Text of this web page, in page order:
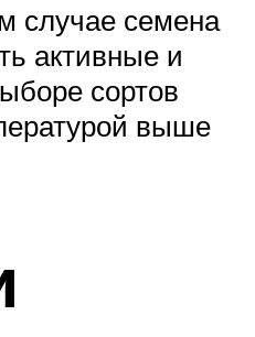
случае семена
активные и
сортов
выше